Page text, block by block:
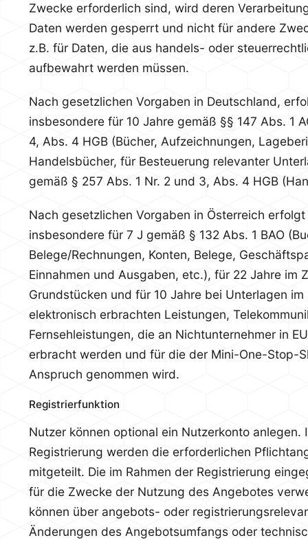
Zwecke erforderlich sind, wird deren
Daten werden gesperrt und nicht für andere
z.B. für Daten, die aus handels- oder
aufbewahrt werden müssen.
Nach gesetzlichen Vorgaben in Deutschland,
insbesondere für 10 Jahre gemäß §§ 147 Abs. 1
4, Abs. 4 HGB (Bücher, Aufzeichnungen,
Handelsbücher, für Besteuerung relevanter
gemäß § 257 Abs. 1 Nr. 2 und 3, Abs. 4 HGB
Nach gesetzlichen Vorgaben in Österreich
insbesondere für 7 J gemäß § 132 Abs. 1 BAO
Belege/Rechnungen, Konten, Belege,
Einnahmen und Ausgaben, etc.), für 22 Jahre im
Grundstücken und für 10 Jahre bei Unterlagen
elektronisch erbrachten Leistungen,
Fernsehleistungen, die an Nichtunternehmer in
erbracht werden und für die der Mini-One-Stop-
Anspruch genommen wird.
Registrierfunktion
Nutzer können optional ein Nutzerkonto anlegen.
Registrierung werden die erforderlichen
mitgeteilt. Die im Rahmen der Registrierung
für die Zwecke der Nutzung des Angebotes
können über angebots- oder
Änderungen des Angebotsumfangs oder